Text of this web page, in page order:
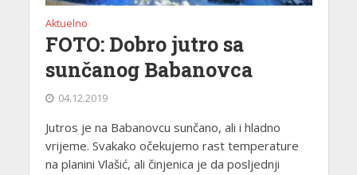
Aktuelno
FOTO: Dobro jutro sa
sunčanog Babanovca
04.12.2019
Jutros je na Babanovcu sunčano, ali i hladno
vrijeme. Svakako očekujemo rast temperature
na planini Vlašić, ali činjenica je da posljednji